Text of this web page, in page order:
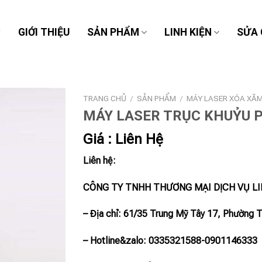
GIỚI THIỆU SẢN PHẨM LINH KIỆN SỬA
TRANG CHỦ / SẢN PHẨM / MÁY LASER XÓA
MÁY LASER TRỤC KHUỶU
Giá : Liên Hệ
Liên hệ:
CÔNG TY TNHH THƯƠNG MẠI DỊCH VỤ
– Địa chỉ: 61/35 Trung Mỹ Tây 17, Phường
– Hotline&zalo: 0335321588-0901146333